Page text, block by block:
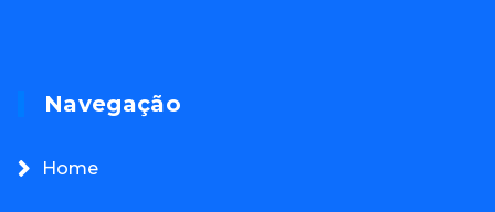
Navegação
Home